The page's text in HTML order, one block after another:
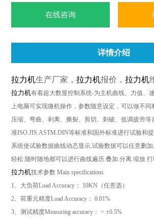
等全电子显示监控.
在线咨询
详情介绍
拉力机生产厂家，拉力机报价，拉力机
拉力机有着超大数显控制系统-为主机曲线、力值、
上电脑可实现微机操作，参数随意设定，可以做不同
压缩、弯曲、剥离、撕裂、剪切、刺破、低调疲劳等
准ISO.JIS.ASTM.DIN等标准和国外标准进行试验和
系统使试验数据曲线动态显示,试验数据可以任意删加
轻松.随时随地都可以进行曲线遍历.叠加.分离.缩放.
拉力机技术参数 Main specifications
1、大负荷Load Accuracy ： 10KN （任意选）
2、荷重元精度Load Accuracy ： 0.01%
3、测试精度Measuring accuracy ： < ±0.5%